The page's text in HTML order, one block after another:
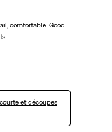
comfortable. Good
et découpes